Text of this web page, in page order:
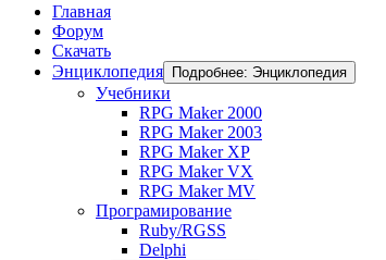
Главная
Форум
Скачать
Энциклопедия
Подробнее: Энциклопедия
Учебники
RPG Maker 2000
RPG Maker 2003
RPG Maker XP
RPG Maker VX
RPG Maker MV
Програмирование
Ruby/RGSS
Delphi